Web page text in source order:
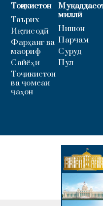
Тоҷикистон
Таърих
Иқтисодӣ
Фарҳанг ва
маориф
Сайёҳӣ
Тоҷикистон
ва ҷомеаи
ҷаҳон
миллӣ
Нишон
Парчам
Суруд
Пул